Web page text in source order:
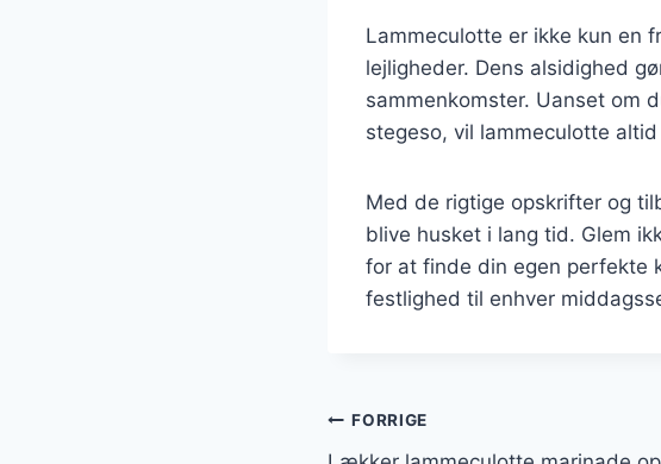
Lammeculotte er ikke kun en
lejligheder. Dens alsidighed
sammenkomster. Uanset om
stegeso, vil lammeculotte
Med de rigtige opskrifter og
blive husket i lang tid. Glem
for at finde din egen perfekte
festlighed til enhver
Indlægsnavigation
FORRIGE